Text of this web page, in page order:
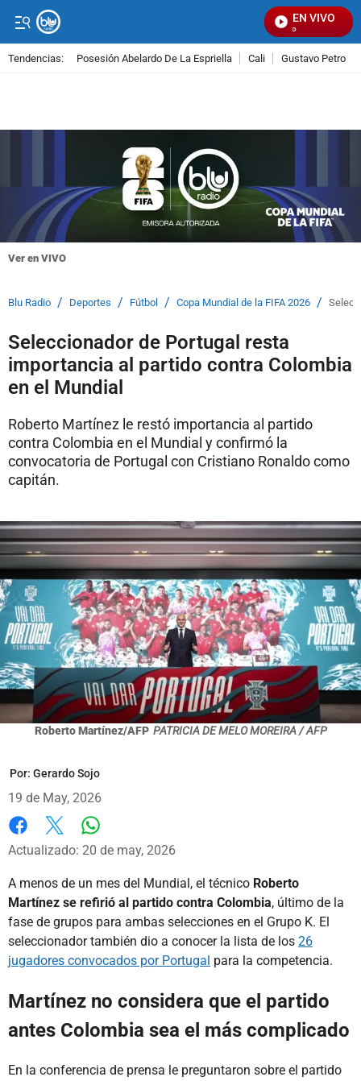
EN VIVO
Tendencias: Posesión Abelardo De La Espriella Cali Gustavo Petro
Ver en VIVO
Blu Radio / Deportes / Fútbol / Copa Mundial de la FIFA 2026 /
Seleccionador de Portugal resta
importancia al partido contra Colombia
en el Mundial
Roberto Martínez le restó importancia al partido
contra Colombia en el Mundial y confirmó la
convocatoria de Portugal con Cristiano Ronaldo como
capitán.
Roberto Martínez/AFP PATRICIA DE MELO MOREIRA / AFP
Por: Gerardo Sojo
19 de May, 2026
Facebook
X Whatsapp
Actualizado: 20 de may, 2026
A menos de un mes del Mundial, el técnico Roberto
Martínez se refirió al partido contra Colombia, último de la
fase de grupos para ambas selecciones en el Grupo K. El
seleccionador también dio a conocer la lista de los 26
jugadores convocados por Portugal para la competencia.
Martínez no considera que el partido
antes Colombia sea el más complicado
En la conferencia de prensa le preguntaron sobre el partido